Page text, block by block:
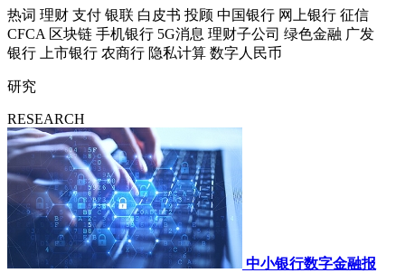
热词 理财 支付 银联 白皮书 投顾 中国银行 网上银行 征信
CFCA 区块链 手机银行 5G消息 理财子公司 绿色金融 广发
银行
上市银行 农商行 隐私计算 数字人民币
研究
RESEARCH
中小银行数字金融报